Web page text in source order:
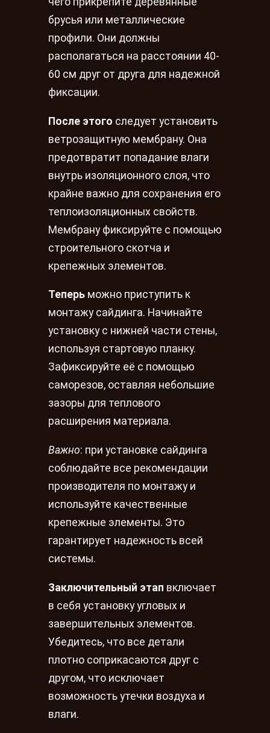
брусья или металлические
профили. Они должны
располагаться на расстоянии 40-
60 см друг от друга для надежной
фиксации.
После этого следует установить
ветрозащитную мембрану. Она
предотвратит попадание влаги
внутрь изоляционного слоя, что
крайне важно для сохранения его
теплоизоляционных свойств.
Мембрану фиксируйте с помощью
строительного скотча и
крепежных элементов.
Теперь можно приступить к
монтажу сайдинга. Начинайте
установку с нижней части стены,
используя стартовую планку.
Зафиксируйте её с помощью
саморезов, оставляя небольшие
зазоры для теплового
расширения материала.
Важно: при установке сайдинга
соблюдайте все рекомендации
производителя по монтажу и
используйте качественные
крепежные элементы. Это
гарантирует надежность всей
системы.
Заключительный этап включает
в себя установку угловых и
завершительных элементов.
Убедитесь, что все детали
плотно соприкасаются друг с
другом, что исключает
возможность утечки воздуха и
влаги.